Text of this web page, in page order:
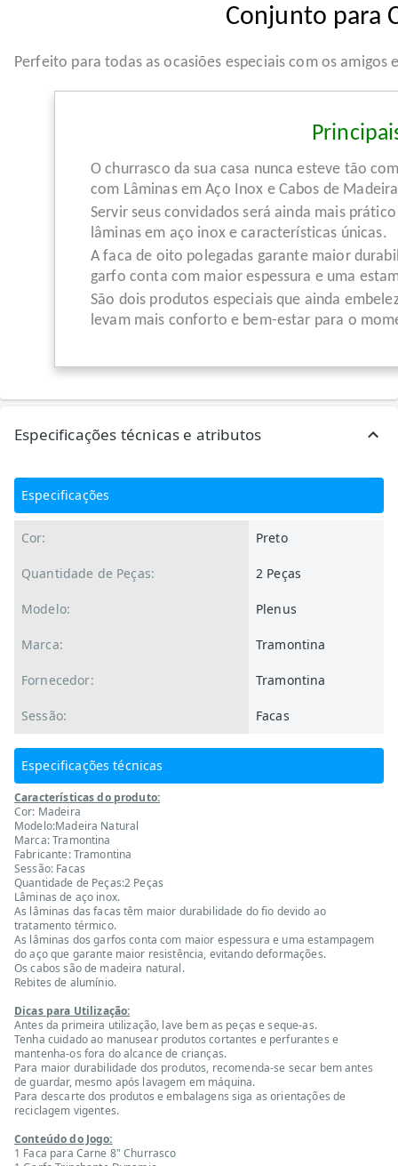
Conjunto para
Perfeito para todas as ocasiões especiais com os amigos
O churrasco da sua casa nunca esteve tão
com Lâminas em Aço Inox e Cabos de
Servir seus convidados será ainda mais
lâminas em aço inox e características únicas.
A faca de oito polegadas garante maior
garfo conta com maior espessura e uma
São dois produtos especiais que ainda
levam mais conforto e bem-estar para o
Especificações técnicas e atributos
Especificações
Cor: Preto
Quantidade de Peças: 2 Peças
Modelo: Plenus
Marca: Tramontina
Fornecedor: Tramontina
Sessão: Facas
Especificações técnicas
Características do produto:
Cor: Madeira
Modelo:Madeira Natural
Marca: Tramontina
Fabricante: Tramontina
Sessão: Facas
Quantidade de Peças:2 Peças
Lâminas de aço inox.
As lâminas das facas têm maior durabilidade do fio devido ao
tratamento térmico.
As lâminas dos garfos conta com maior espessura e uma estampagem
do aço que garante maior resistência, evitando deformações.
Os cabos são de madeira natural.
Rebites de alumínio.
Dicas para Utilização:
Antes da primeira utilização, lave bem as peças e seque-as.
Tenha cuidado ao manusear produtos cortantes e perfurantes e
mantenha-os fora do alcance de crianças.
Para maior durabilidade dos produtos, recomenda-se secar bem antes
de guardar, mesmo após lavagem em máquina.
Para descarte dos produtos e embalagens siga as orientações de
reciclagem vigentes.
Conteúdo do Jogo:
1 Faca para Carne 8" Churrasco